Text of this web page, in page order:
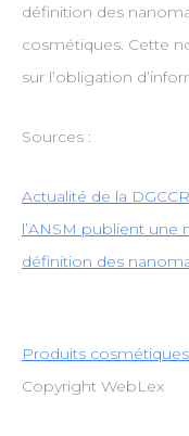
définition des
cosmétiques. Cette
sur l’obligation
Sources :
Actualité de la
l’ANSM publient une
définition des
Produits
Copyright WebLex